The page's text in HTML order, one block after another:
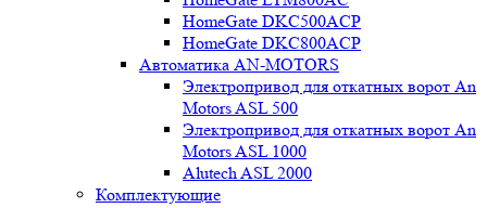
HomeGate DKC500ACP
HomeGate DKC800ACP
Автоматика AN-MOTORS
Электропривод для откатных ворот An
Motors ASL 500
Электропривод для откатных ворот An
Motors ASL 1000
Alutech ASL 2000
Комплектующие